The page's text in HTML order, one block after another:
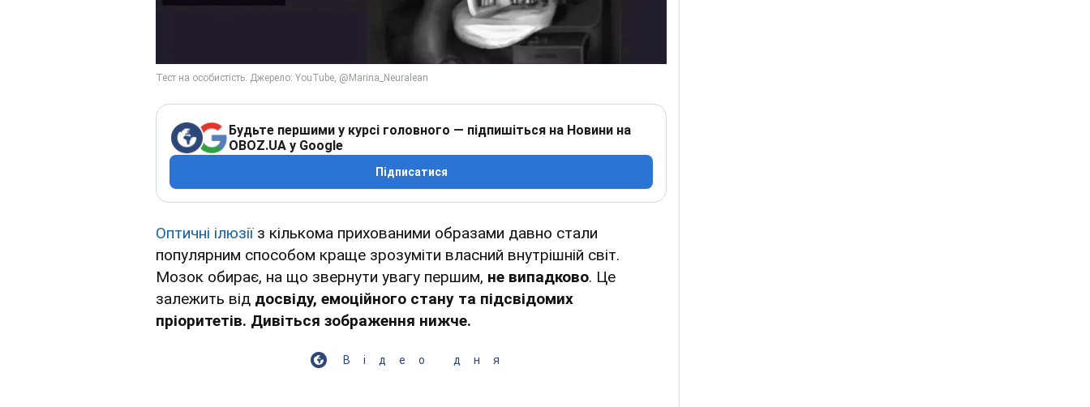
Будьте першими у курсі головного — підпишіться на Новини на
OBOZ.UA у Google
Підписатися
Оптичні ілюзіїз кількома прихованими образами давно стали
популярним способом краще зрозуміти власний внутрішній світ.
Мозок обирає, на що звернути увагу першим, не випадково. Це
залежить від досвіду, емоційного стану та підсвідомих
пріоритетів. Дивіться зображення нижче.
Відео дня